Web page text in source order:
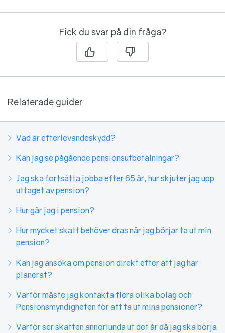
Fick du svar på din fråga?
Relaterade guider
Vad är efterlevandeskydd?
Kan jag se pågående pensionsutbetalningar?
Jag ska fortsätta jobba efter 65 år, hur skjuter jag upp
uttaget av pension?
Hur går jag i pension?
Hur mycket skatt behöver dras när jag börjar ta ut min
pension?
Kan jag ansöka om pension direkt efter att jag har
planerat?
Varför måste jag kontakta flera olika bolag och
Pensionsmyndigheten för att ta ut mina pensioner?
Varför ser skatten annorlunda ut det år då jag ska börja